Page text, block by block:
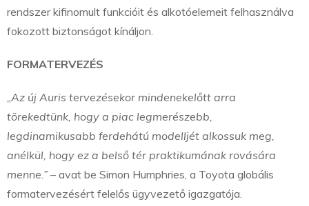
rendszer kifinomult funkcióit és alkotóelemeit felhasználva
fokozott biztonságot kínáljon.
FORMATERVEZÉS
„Az új Auris tervezésekor mindenekelőtt arra
törekedtünk, hogy a piac legmerészebb,
legdinamikusabb ferdehátú modelljét alkossuk meg,
anélkül, hogy ez a belső tér praktikumának rovására
menne.” – avat be Simon Humphries, a Toyota globális
formatervezésért felelős ügyvezető igazgatója.